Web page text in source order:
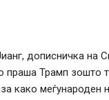
дописничка на
праша Трамп зошто
како меѓународен